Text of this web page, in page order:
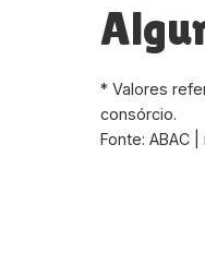
* Valores
consórcio.
Fonte: ABAC